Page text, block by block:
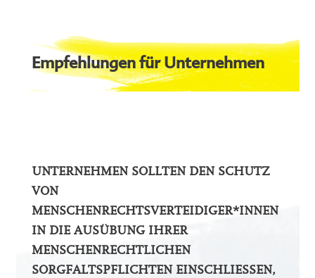
Empfehlungen für Unternehmen
UNTERNEHMEN SOLLTEN DEN SCHUTZ
VON
MENSCHENRECHTSVERTEIDIGER*INNEN
IN DIE AUSÜBUNG IHRER
MENSCHENRECHTLICHEN
SORGFALTSPFLICHTEN EINSCHLIESSEN,